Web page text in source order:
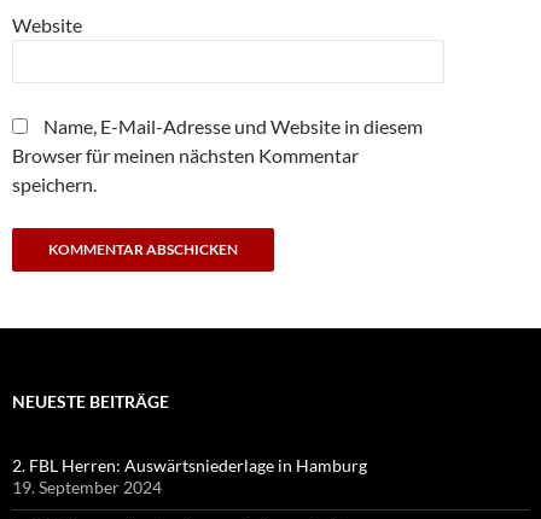
Website
Name, E-Mail-Adresse und Website in diesem
Browser für meinen nächsten Kommentar
speichern.
NEUESTE BEITRÄGE
2. FBL Herren: Auswärtsniederlage in Hamburg
19. September 2024